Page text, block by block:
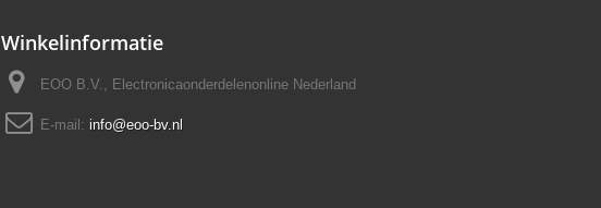
Winkelinformatie
EOO B.V., Electronicaonderdelenonline Nederland
E-mail: info@eoo-bv.nl